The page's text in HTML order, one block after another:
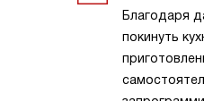
Благодаря
покинуть